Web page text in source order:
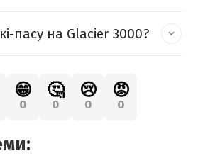
пасу на Glacier 3000?
😁
0
🤔
0
😢
0
😡
0